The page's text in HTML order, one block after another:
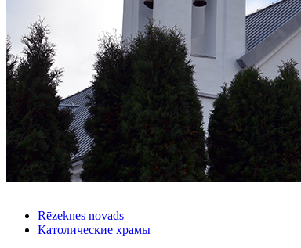
Rēzeknes novads
Католические храмы